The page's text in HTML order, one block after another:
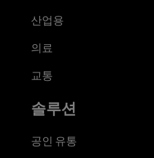
산업용
의료
교통
솔루션
공인 유통